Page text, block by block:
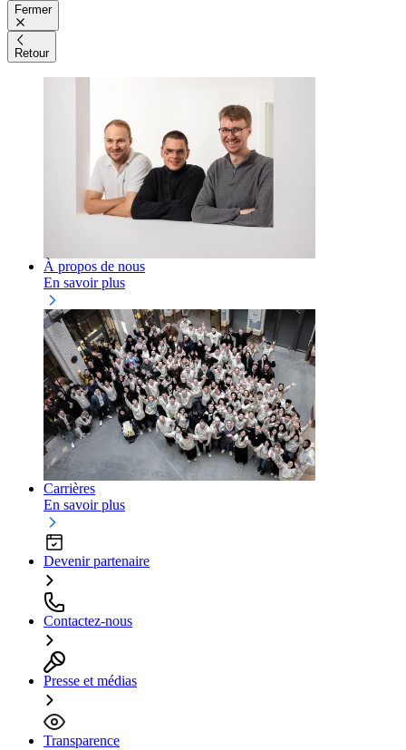
Fermer
Retour
À propos de nous
En savoir plus
Carrières
En savoir plus
Devenir partenaire
Contactez-nous
Presse et médias
Transparence